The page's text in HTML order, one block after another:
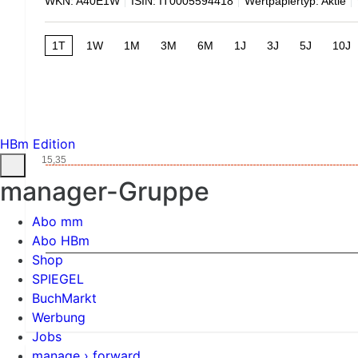
1T 1W 1M 3M 6M 1J 3J 5J 10J
15,35
HBm Edition
manager-Gruppe
Abo mm
Abo HBm
Shop
SPIEGEL
BuchMarkt
Werbung
Jobs